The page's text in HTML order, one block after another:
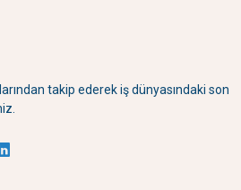
takip ederek iş dünyasındaki son